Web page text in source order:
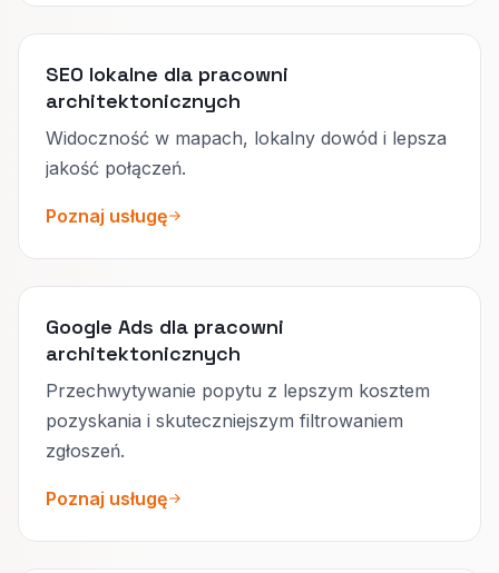
SEO lokalne dla pracowni
architektonicznych
Widoczność w mapach, lokalny dowód i lepsza
jakość połączeń.
Poznaj usługę
Google Ads dla pracowni
architektonicznych
Przechwytywanie popytu z lepszym kosztem
pozyskania i skuteczniejszym filtrowaniem
zgłoszeń.
Poznaj usługę